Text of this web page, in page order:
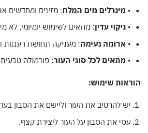
מינרלים מים המלח: מזינים ומחדשים את
ניקוי עדין : מתאים לשימוש יומיומי, לא
ארומה נעימה: מעניקה תחושת רעננות
מתאים לכל סוגי העור: פורמולה טבעית
שימוש:
יש להרטיב את העור וליישם את הסבון בעדינות.
עסי את הסבון על העור ליצירת קצף.